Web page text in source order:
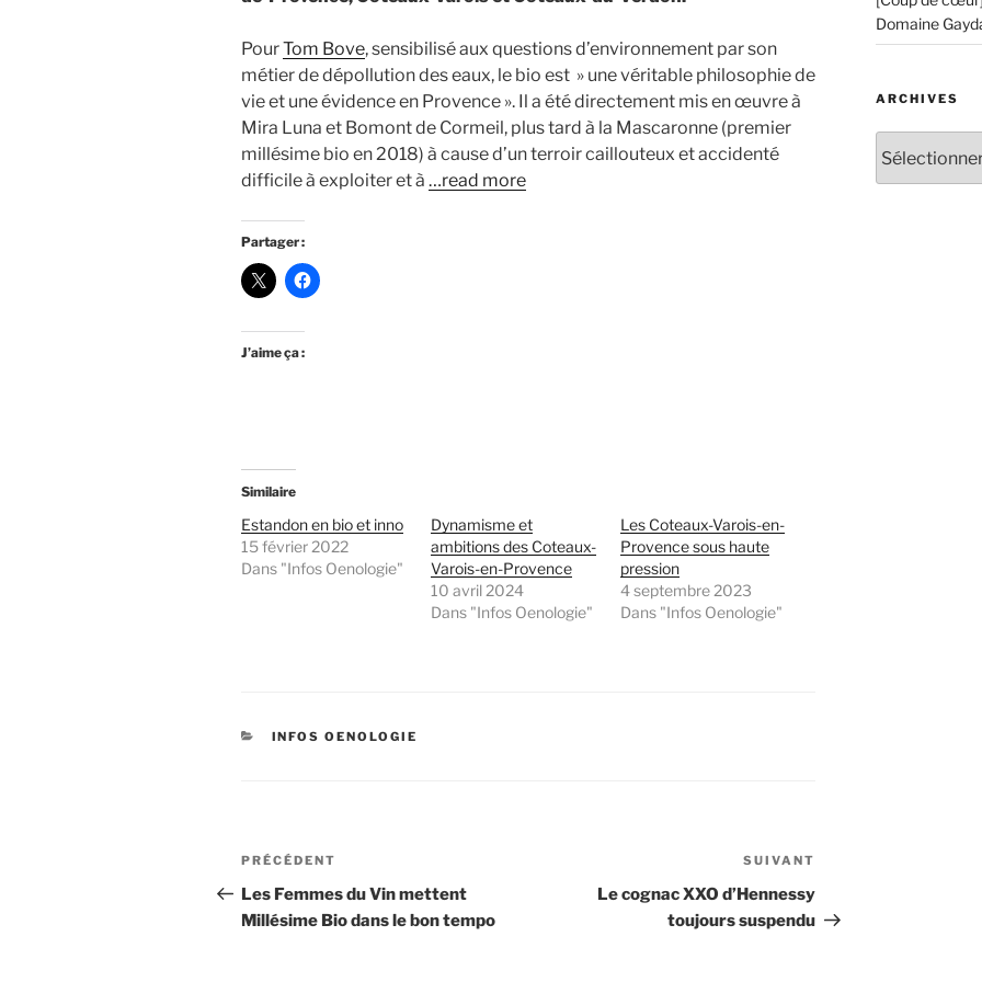
PourTom Bove, sensibilisé aux questions d’environnement par son
métier de dépollution des eaux, le bio est » une véritable philosophie de
vie et une évidence en Provence ». Il a été directement mis en œuvre à
Mira Luna et Bomont de Cormeil, plus tard à la Mascaronne (premier
millésime bio en 2018) à cause d’un terroir caillouteux et accidenté
difficile à exploiter et à …read more
Partager :
J’aime ça :
Similaire
Estandon en bio et inno
15 février 2022
Dans "Infos Oenologie"
Dynamisme et
ambitions des Coteaux-
Varois-en-Provence
10 avril 2024
Dans "Infos Oenologie"
Les Coteaux-Varois-en-
Provence sous haute
pression
4 septembre 2023
Dans "Infos Oenologie"
CATÉGORIES
INFOS OENOLOGIE
Navigation
de
l’article
Article
précédent
PRÉCÉDENT
Les Femmes du Vin mettent
Millésime Bio dans le bon tempo
suivant
SUIVANT
Le cognac XXO d’Hennessy
toujours suspendu
Domaine
ARCHIVES